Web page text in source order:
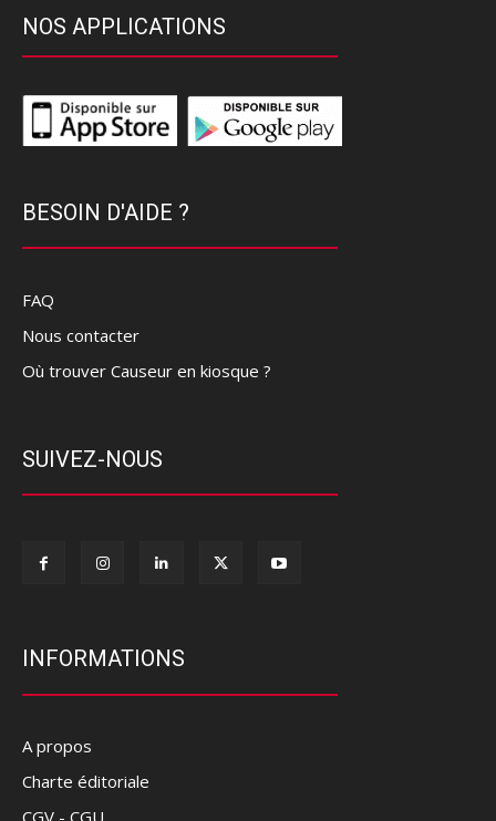
NOS APPLICATIONS
BESOIN D'AIDE ?
FAQ
Nous contacter
Où trouver Causeur en kiosque ?
SUIVEZ-NOUS
INFORMATIONS
A propos
Charte éditoriale
CGV - CGU